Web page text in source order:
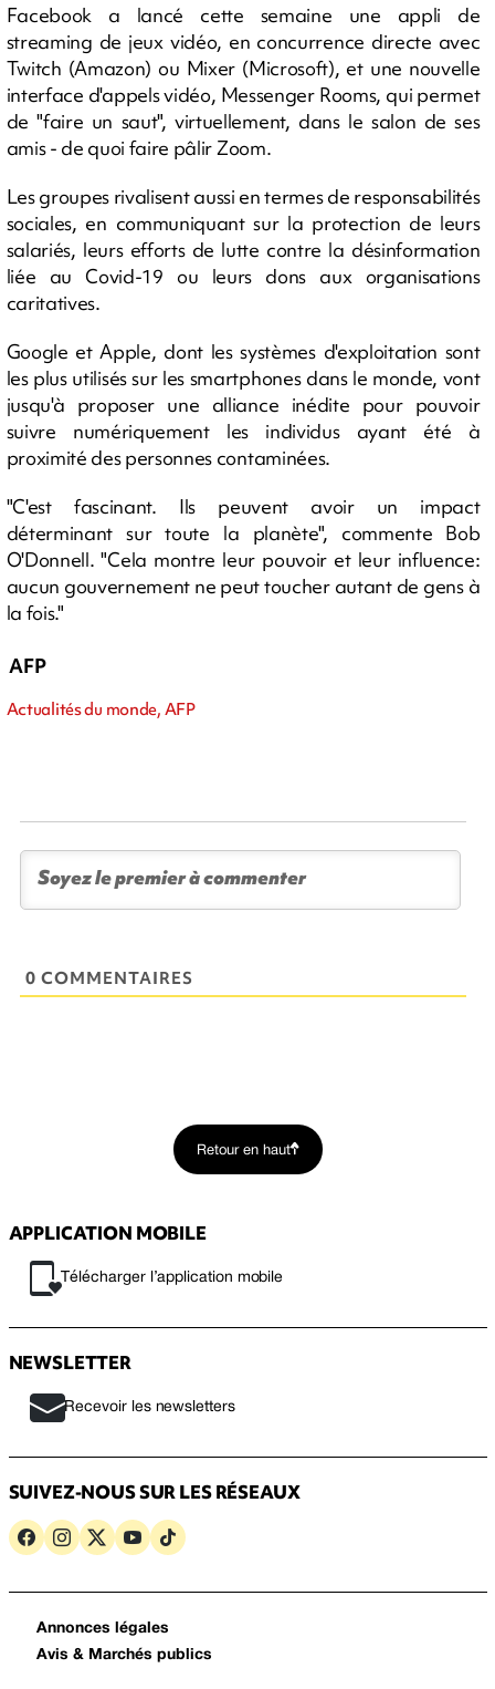
Facebook a lancé cette semaine une appli de
streaming de jeux vidéo, en concurrence directe avec
Twitch (Amazon) ou Mixer (Microsoft), et une nouvelle
interface d'appels vidéo, Messenger Rooms, qui permet
de "faire un saut", virtuellement, dans le salon de ses
amis - de quoi faire pâlir Zoom.
Les groupes rivalisent aussi en termes de responsabilités
sociales, en communiquant sur la protection de leurs
salariés, leurs efforts de lutte contre la désinformation
liée au Covid-19 ou leurs dons aux organisations
caritatives.
Google et Apple, dont les systèmes d'exploitation sont
les plus utilisés sur les smartphones dans le monde, vont
jusqu'à proposer une alliance inédite pour pouvoir
suivre numériquement les individus ayant été à
proximité des personnes contaminées.
"C'est fascinant. Ils peuvent avoir un impact
déterminant sur toute la planète", commente Bob
O'Donnell. "Cela montre leur pouvoir et leur influence:
aucun gouvernement ne peut toucher autant de gens à
la fois."
AFP
Actualités du monde, AFP
0 COMMENTAIRES
Retour en haut
APPLICATION MOBILE
Télécharger l’application mobile
NEWSLETTER
Recevoir les newsletters
SUIVEZ-NOUS SUR LES RÉSEAUX
Annonces légales
Avis & Marchés publics